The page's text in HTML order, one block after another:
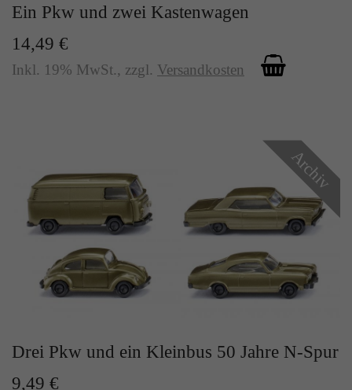
Ein Pkw und zwei Kastenwagen
14,49 €
Inkl. 19% MwSt., zzgl. Versandkosten
Archiv
Drei Pkw und ein Kleinbus 50 Jahre N-Spur
9,49 €